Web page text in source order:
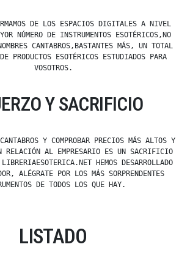
DE LOS ESPACIOS DIGITALES A NIVEL
NÚMERO DE INSTRUMENTOS ESOTÉRICOS,NO
CANTABROS,BASTANTES MÁS, UN TOTAL
PRODUCTOS ESOTÉRICOS ESTUDIADOS PARA
VOSOTROS.
Y SACRIFICIO
CANTABROS Y COMPROBAR PRECIOS MÁS ALTOS Y
RELACIÓN AL EMPRESARIO ES UN SACRIFICIO
HEMOS DESARROLLADO
ALÉGRATE POR LOS MÁS SORPRENDENTES
DE TODOS LOS QUE HAY.
LISTADO